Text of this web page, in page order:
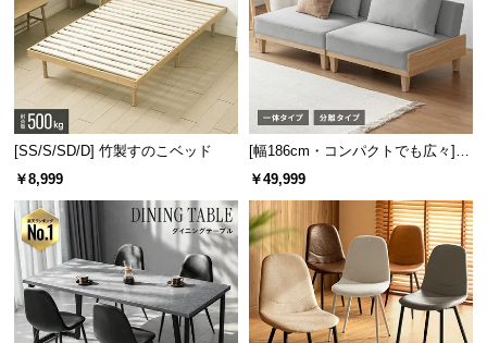
[SS/S/SD/D] 竹製すのこベッド
￥8,999
[幅186cm・コンパクトでも広々] 3
人掛けソファベッド リクライニン
￥49,999